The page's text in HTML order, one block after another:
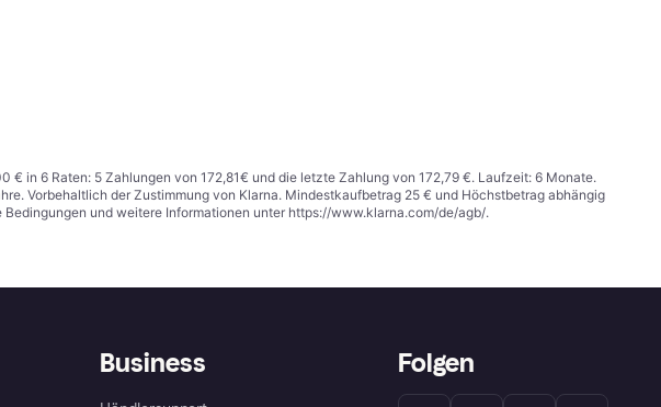
in 6 Raten: 5 Zahlungen von 172,81€ und die letzte Zahlung von 172,79 €. Laufzeit: 6 Monate.
Vorbehaltlich der Zustimmung von Klarna. Mindestkaufbetrag 25 € und Höchstbetrag abhängig
und weitere Informationen unter https://www.klarna.com/de/agb/.
Business Folgen